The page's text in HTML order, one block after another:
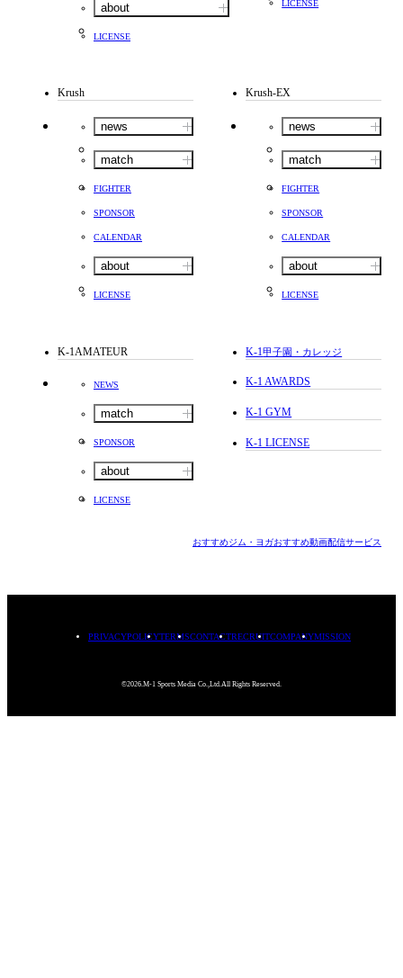
about
LICENSE
LICENSE
Krush
news
match
FIGHTER
SPONSOR
CALENDAR
about
LICENSE
Krush-EX
news
match
FIGHTER
SPONSOR
CALENDAR
about
LICENSE
K-1AMATEUR
NEWS
match
SPONSOR
about
LICENSE
K-1甲子園・カレッジ
K-1 AWARDS
K-1 GYM
K-1 LICENSE
おすすめジム・ヨガおすすめ動画配信サービス
PRIVACYPOLICYTERMSCONTACTRECRUITCOMPANYMISSION
©2026.M-1 Sports Media Co.,Ltd.All Rights Reserved.